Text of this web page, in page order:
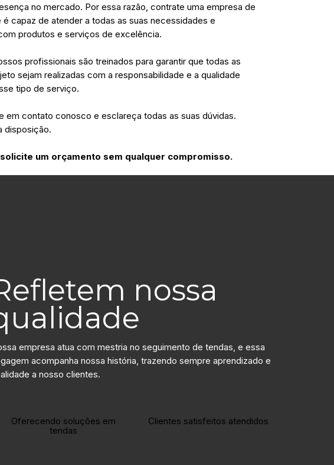
no mercado. Por essa razão, contrate uma empresa de
capaz de atender a todas as suas necessidades e
produtos e serviços de excelência.
profissionais são treinados para garantir que todas as
sejam realizadas com a responsabilidade e a qualidade
tipo de serviço.
em contato conosco e esclareça todas as suas dúvidas.
disposição.
um orçamento sem qualquer compromisso.
nossa
empresa atua com mestria no seguimento de tendas, e essa
acompanha nossa história, trazendo sempre aprendizado e
a nosso clientes.
+30 anos
Oferecendo soluções em
tendas
+1200
Clientes satisfeitos atendidos